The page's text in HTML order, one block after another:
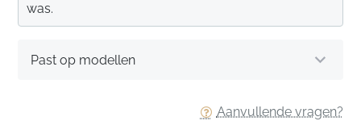
Aanvullende vragen?
Past op modellen
was.